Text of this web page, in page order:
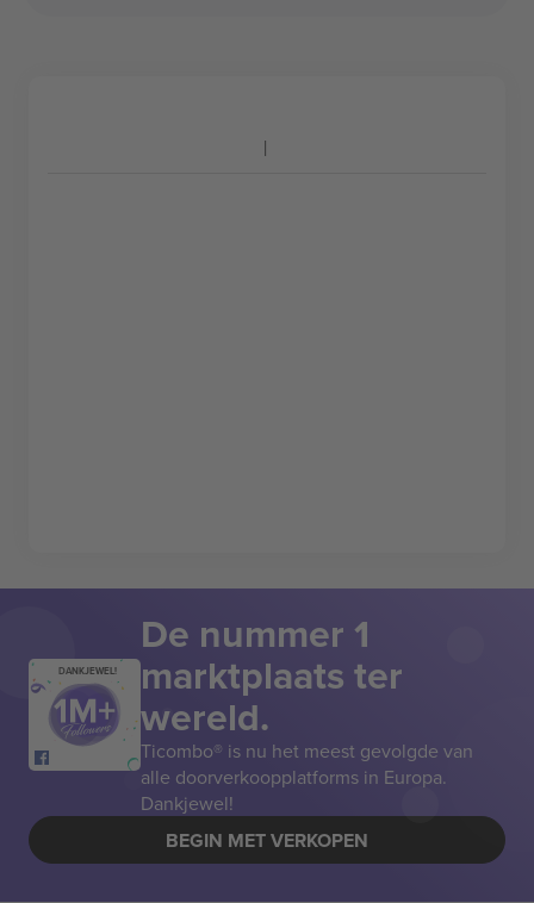
DANKJEWEL!
De nummer 1
marktplaats ter
wereld.
Ticombo® is nu het meest gevolgde van
alle doorverkoopplatforms in Europa.
Dankjewel!
BEGIN MET VERKOPEN